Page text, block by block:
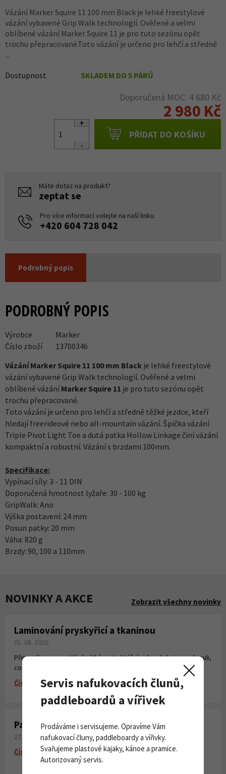
Vázání Marker Squire 11 100 mm Black je lehké freestylové
vázání vybavené Grip Walk technologií. Ověřené a velmi
oblíbené vázání Marker Squire 11 je pro tuto sezónu opět
trochu přepracované.Toto vázání je určeno pro lehčí a středně
...
Dostupnost SKLADEM DO 5 PÁRŮ
Doporučená MOC: 4 680 Kč
2 980 Kč
PŘIDAT DO KOŠÍKU
Máte dotaz na produkt?
zeptat se
Pro více informací volejte na naší linku.
+420 604 728 042
Podrobný popis
PODROBNÝ POPIS
Výrobce
Marker
Číslo zboží
13700346
Vázání Marker Squire 11 100 mm Black je lehké freestylové
vázání vybavené Grip Walk technologií. Ověřené a velmi
oblíbené vázáníMarker Squire 11 je pro tuto sezónu opět
trochu přepracované.
Toto vázání je určeno pro lehčí a středně těžké jezdce, kteří
hledají freerideové nebo all-mountain vázání. Špička vázání
Triple Pivot Light Toe a dutá patka Hollow Linkage činí vázání
kompaktní a robustní. Vázání s brzdami 100mm.
Specifikace:
Vypínací síly: 3 - 11 DIN
Doporučená hmotnost lyžaře: 30 - 100 kg
GripWalk: Ano
Výška postavení: 24 mm
Posun patky: 20 mm
Váha: 820 g
Brzdy: 90, 100 a 110mm
NOVINKY A AKCE Zobrazit všechny novinky
Laminování pryskyřicí a tkaninou
01. 08. 2026
Připravili jsme pro Vás krátké instruktážní video, kde jsme shrnuli,
co všechno potřebujete k laminování, vytvoření sklolaminátu.
Číst více
Paddleboardy Viking nově v naší nabídce
27. 06. 2026
Číst více
Servis nafukovacích člunů,
paddleboardů a vířivek
Prodáváme i servisujeme. Opravíme Vám
nafukovací čluny, paddleboardy a vířivky.
Svařujeme plastové kajaky, kánoe a pramice.
Autorizovaný servis.